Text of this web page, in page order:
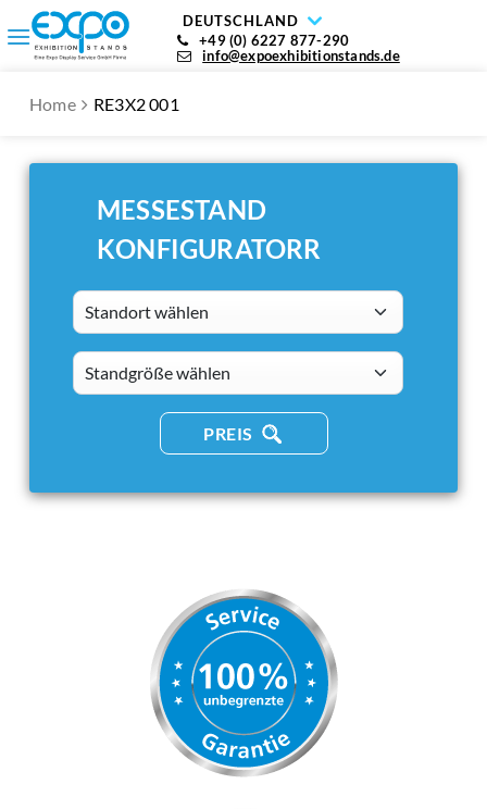
DEUTSCHLAND
+49 (0) 6227 877-290
info@expoexhibitionstands.de
Home RE3X2 001
MESSESTAND
KONFIGURATORR
Standort wählen
standsizes
PREIS